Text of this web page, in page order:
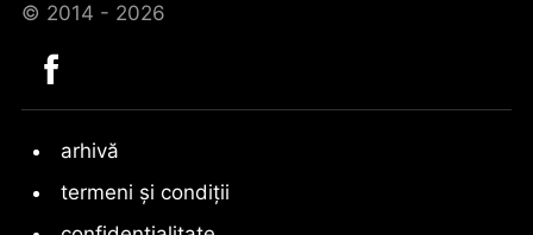
© 2014 - 2026
arhivă
termeni și condiții